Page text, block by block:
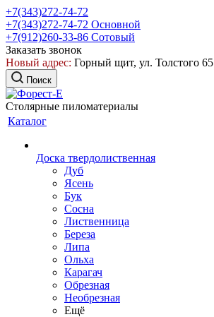
+7(343)272-74-72
+7(343)272-74-72 Основной
+7(912)260-33-86 Сотовый
Заказать звонок
Новый адрес: Горный щит, ул. Толстого 65
Поиск
Столярные пиломатериалы
Каталог
Доска твердолиственная
Дуб
Ясень
Бук
Сосна
Лиственница
Береза
Липа
Ольха
Карагач
Обрезная
Необрезная
Ещё